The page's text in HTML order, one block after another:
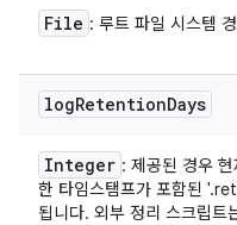
File : 루트 파일 시스템
logRetentionDays
Integer : 제공된 경우
한 타임스탬프가 포함된
됩니다. 외부 정리 스크립트